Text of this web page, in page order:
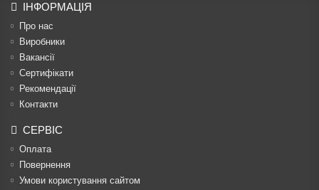
ІНФОРМАЦІЯ
Про нас
Виробники
Вакансії
Сертифікати
Рекомендації
Контакти
СЕРВІС
Оплата
Повернення
Умови користування сайтом